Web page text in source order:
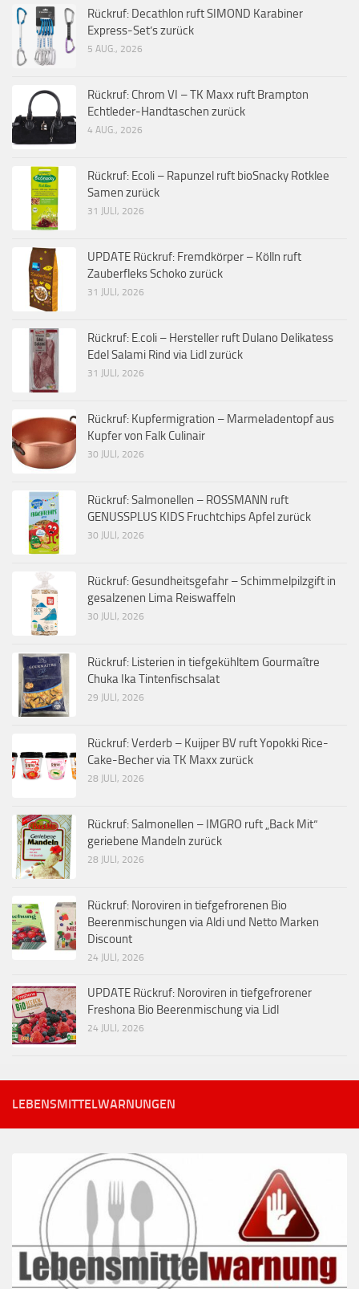
Rückruf: Decathlon ruft SIMOND Karabiner
Express-Set’s zurück
5 AUG., 2026
Rückruf: Chrom VI – TK Maxx ruft Brampton
Echtleder-Handtaschen zurück
4 AUG., 2026
Rückruf: Ecoli – Rapunzel ruft bioSnacky Rotklee
Samen zurück
31 JULI, 2026
UPDATE Rückruf: Fremdkörper – Kölln ruft
Zauberfleks Schoko zurück
31 JULI, 2026
Rückruf: E.coli – Hersteller ruft Dulano Delikatess
Edel Salami Rind via Lidl zurück
31 JULI, 2026
Rückruf: Kupfermigration – Marmeladentopf aus
Kupfer von Falk Culinair
30 JULI, 2026
Rückruf: Salmonellen – ROSSMANN ruft
GENUSSPLUS KIDS Fruchtchips Apfel zurück
30 JULI, 2026
Rückruf: Gesundheitsgefahr – Schimmelpilzgift in
gesalzenen Lima Reiswaffeln
30 JULI, 2026
Rückruf: Listerien in tiefgekühltem Gourmaître
Chuka Ika Tintenfischsalat
29 JULI, 2026
Rückruf: Verderb – Kuijper BV ruft Yopokki Rice-
Cake-Becher via TK Maxx zurück
28 JULI, 2026
Rückruf: Salmonellen – IMGRO ruft „Back Mit“
geriebene Mandeln zurück
28 JULI, 2026
Rückruf: Noroviren in tiefgefrorenen Bio
Beerenmischungen via Aldi und Netto Marken
Discount
24 JULI, 2026
UPDATE Rückruf: Noroviren in tiefgefrorener
Freshona Bio Beerenmischung via Lidl
24 JULI, 2026
LEBENSMITTELWARNUNGEN